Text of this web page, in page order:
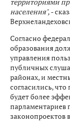
населения", -
Согласно
образования
управления
публичных
районах, и
согласились,
будет более
парламентариев
законопроектов